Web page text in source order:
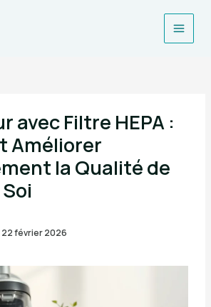
Main
avec Filtre HEPA :
Améliorer
la Qualité de
22 février 2026